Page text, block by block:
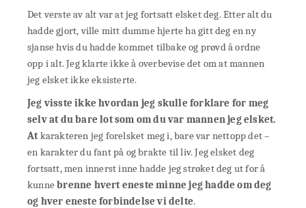
Det verste av alt var at jeg fortsatt elsket deg. Etter alt du
hadde gjort, ville mitt dumme hjerte ha gitt deg en ny
sjanse hvis du hadde kommet tilbake og prøvd å ordne
opp i alt. Jeg klarte ikke å overbevise det om at mannen
jeg elsket ikke eksisterte.
Jeg visste ikke hvordan jeg skulle forklare for meg
selv at du bare lot som om du var mannen jeg elsket.
Atkarakteren jeg forelsket meg i, bare var nettopp det –
en karakter du fant på og brakte til liv. Jeg elsket deg
fortsatt, men innerst inne hadde jeg strøket deg ut for å
kunnebrenne hvert eneste minne jeg hadde om deg
og hver eneste forbindelse vi delte.